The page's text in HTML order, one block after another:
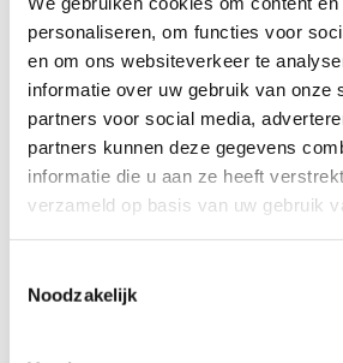
personaliseren, om functies voor
en om ons websiteverkeer te
informatie over uw gebruik van onze
partners voor social media,
partners kunnen deze gegevens
informatie die u aan ze heeft
verzameld op basis van uw gebruik
Noodzakelijk
publicaties en ontwikkelingen
en onze missie.
Nieuwsberichten
Nieuws
Verhalen
Beeldbanken
Foto's
Agenda